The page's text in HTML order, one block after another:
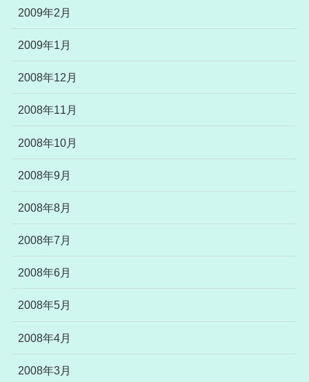
2009年2月
2009年1月
2008年12月
2008年11月
2008年10月
2008年9月
2008年8月
2008年7月
2008年6月
2008年5月
2008年4月
2008年3月